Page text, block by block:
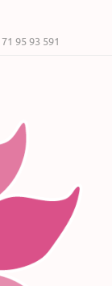
95 93 591